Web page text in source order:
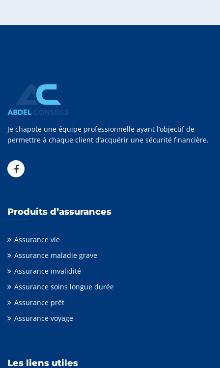
Je chapote une équipe professionnelle ayant l’objectif de
permettre à chaque client d’acquérir une sécurité financière.
Produits d’assurances
Assurance vie
Assurance maladie grave
Assurance invalidité
Assurance soins longue durée
Assurance prêt
Assurance voyage
Les liens utiles